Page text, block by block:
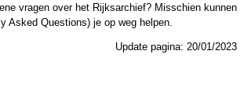
vragen over het Rijksarchief? Misschien kunnen
Asked Questions) je op weg helpen.
Update pagina: 20/01/2023